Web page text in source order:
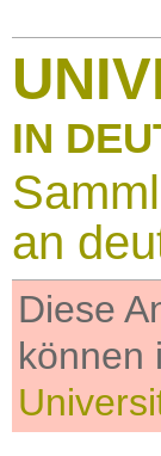
IN
an
Diese
können